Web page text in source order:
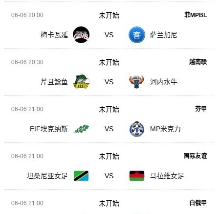
06-06 20:00 菲MPBL
梅卡瓦延 VS 萨兰加尼
未开始
06-06 20:30 越南联
芹且鲶鱼 VS 河内水牛
未开始
06-06 21:00 芬甲
EIF埃克纳斯 VS MP米克力
未开始
06-06 21:00 国际友谊
坦桑尼亚女足 VS 马拉维女足
未开始
06-06 21:00 白俄甲
未开始